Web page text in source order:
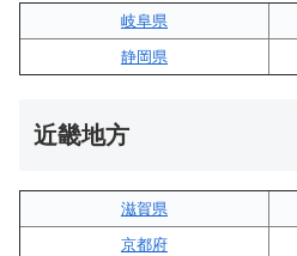
岐阜県
静岡県
近畿地方
滋賀県
京都府